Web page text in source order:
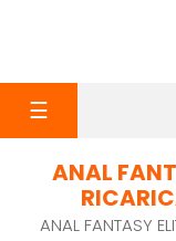
navigazione
☰
ANAL
ANAL FANTASY